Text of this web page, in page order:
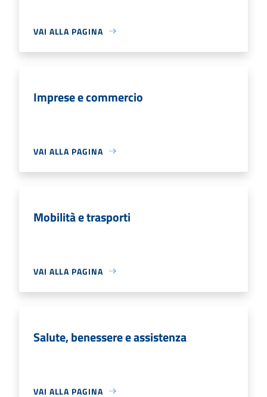
VAI ALLA PAGINA
Imprese e commercio
VAI ALLA PAGINA
Mobilità e trasporti
VAI ALLA PAGINA
Salute, benessere e assistenza
VAI ALLA PAGINA